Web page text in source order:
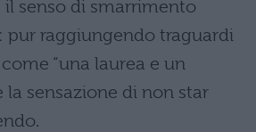
senso di smarrimento
pur raggiungendo traguardi
“una laurea e un
la sensazione di non star